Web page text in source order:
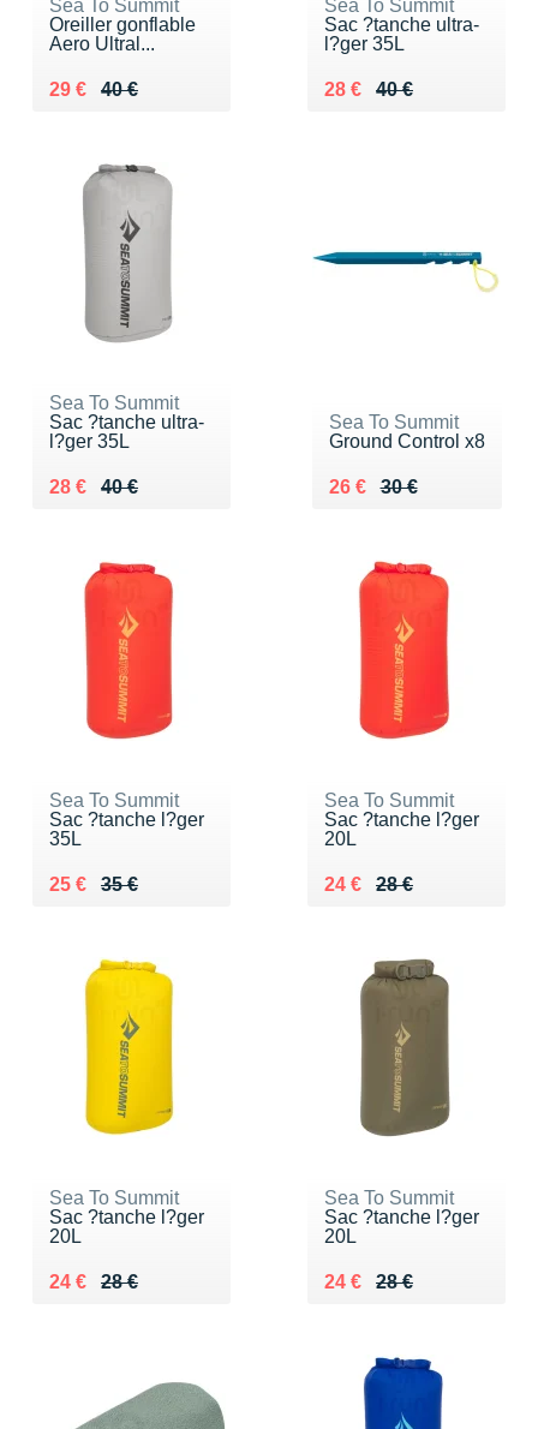
Sea To Summit
Oreiller gonflable
Aero Ultral...
40 €
Au lieu de 40 €
29 €
Vendu 29 €
Sea To Summit
Sac ?tanche ultra-
l?ger 35L
40 €
Au lieu de 40 €
28 €
Vendu 28 €
Sea To Summit
Sac ?tanche ultra-
l?ger 35L
40 €
Au lieu de 40 €
28 €
Vendu 28 €
Sea To Summit
Ground Control x8
30 €
Au lieu de 30 €
26 €
Vendu 26 €
Sea To Summit
Sac ?tanche l?ger
35L
35 €
Au lieu de 35 €
25 €
Vendu 25 €
Sea To Summit
Sac ?tanche l?ger
20L
28 €
Au lieu de 28 €
24 €
Vendu 24 €
Sea To Summit
Sac ?tanche l?ger
20L
28 €
Au lieu de 28 €
24 €
Vendu 24 €
Sea To Summit
Sac ?tanche l?ger
20L
28 €
Au lieu de 28 €
24 €
Vendu 24 €